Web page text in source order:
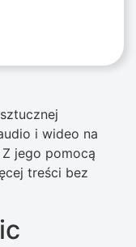
i wideo na
jego pomocą
treści bez